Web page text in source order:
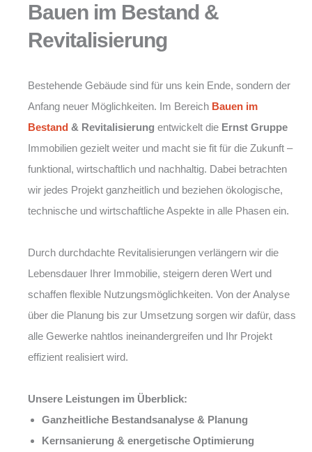
Bauen im Bestand &
Revitalisierung
Bestehende Gebäude sind für uns kein Ende, sondern der
Anfang neuer Möglichkeiten. Im Bereich Bauen im
Bestand & Revitalisierung entwickelt die Ernst Gruppe
Immobilien gezielt weiter und macht sie fit für die Zukunft –
funktional, wirtschaftlich und nachhaltig. Dabei betrachten
wir jedes Projekt ganzheitlich und beziehen ökologische,
technische und wirtschaftliche Aspekte in alle Phasen ein.
Durch durchdachte Revitalisierungen verlängern wir die
Lebensdauer Ihrer Immobilie, steigern deren Wert und
schaffen flexible Nutzungsmöglichkeiten. Von der Analyse
über die Planung bis zur Umsetzung sorgen wir dafür, dass
alle Gewerke nahtlos ineinandergreifen und Ihr Projekt
effizient realisiert wird.
Unsere Leistungen im Überblick:
Ganzheitliche Bestandsanalyse & Planung
Kernsanierung & energetische Optimierung